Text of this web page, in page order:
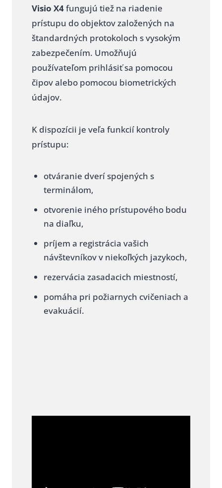
Visio X4fungujú tiež na riadenie
prístupu do objektov založených na
štandardných protokoloch s vysokým
zabezpečením. Umožňujú
používateľom prihlásiť sa pomocou
čipov alebo pomocou biometrických
údajov.
K dispozícii je veľa funkcií kontroly
prístupu:
otváranie dverí spojených s
terminálom,
otvorenie iného prístupového bodu
na diaľku,
príjem a registrácia vašich
návštevníkov v niekoľkých jazykoch,
rezervácia zasadacich miestností,
pomáha pri požiarnych cvičeniach a
evakuácií.